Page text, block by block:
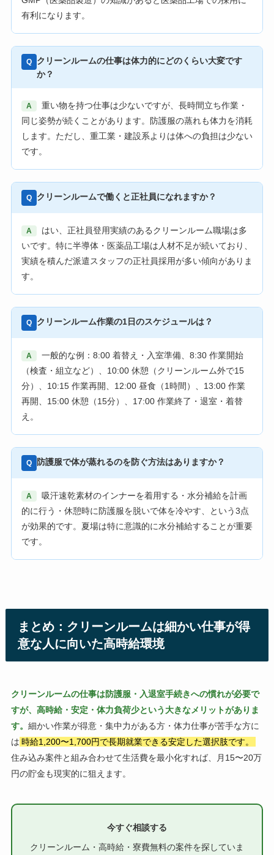
有利になります。
Q
クリーンルームの仕事は体力的にどのくらい大変です
か？
A
重い物を持つ仕事は少ないですが、長時間立ち作業・
同じ姿勢が続くことがあります。防護服の蒸れも体力を消耗
します。ただし、重工業・建設系よりは体への負担は少ない
です。
Q クリーンルームで働くと正社員になれますか？
A
はい、正社員登用実績のあるクリーンルーム職場は多
いです。特に半導体・医薬品工場は人材不足が続いており、
実績を積んだ派遣スタッフの正社員採用が多い傾向がありま
す。
Q クリーンルーム作業の1日のスケジュールは？
A
一般的な例：8:00 着替え・入室準備、8:30 作業開始
（検査・組立など）、10:00 休憩（クリーンルーム外で15
分）、10:15 作業再開、12:00 昼食（1時間）、13:00 作業
再開、15:00 休憩（15分）、17:00 作業終了・退室・着替
え。
Q 防護服で体が蒸れるのを防ぐ方法はありますか？
A
吸汗速乾素材のインナーを着用する・水分補給を計画
的に行う・休憩時に防護服を脱いで体を冷やす、という3点
が効果的です。夏場は特に意識的に水分補給することが重要
です。
まとめ：クリーンルームは細かい仕事が得
意な人に向いた高時給環境
クリーンルームの仕事は防護服・入退室手続きへの慣れが必要で
すが、高時給・安定・体力負荷少という大きなメリットがありま
す。 細かい作業が得意・集中力がある方・体力仕事が苦手な方に
は 時給1,200〜1,700円で長期就業できる安定した選択肢です。
住み込み案件と組み合わせて生活費を最小化すれば、月15〜20万
円の貯金も現実的に狙えます。
今すぐ相談する
クリーンルーム・高時給・寮費無料の案件を探していま